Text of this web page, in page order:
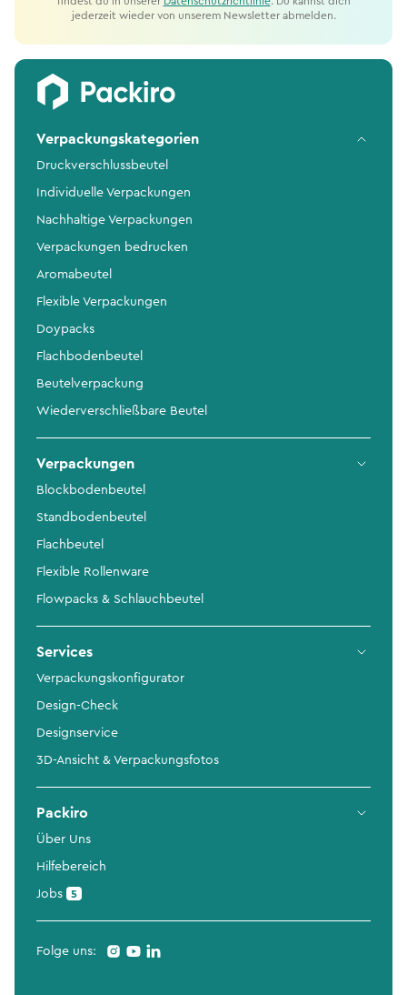
jederzeit wieder von unserem Newsletter abmelden.
Verpackungskategorien
Druckverschlussbeutel
Individuelle Verpackungen
Nachhaltige Verpackungen
Verpackungen bedrucken
Aromabeutel
Flexible Verpackungen
Doypacks
Flachbodenbeutel
Beutelverpackung
Wiederverschließbare Beutel
Verpackungen
Blockbodenbeutel
Standbodenbeutel
Flachbeutel
Flexible Rollenware
Flowpacks & Schlauchbeutel
Services
Verpackungskonfigurator
Design-Check
Designservice
3D-Ansicht & Verpackungsfotos
Packiro
Über Uns
Hilfebereich
Jobs 5
Folge uns: